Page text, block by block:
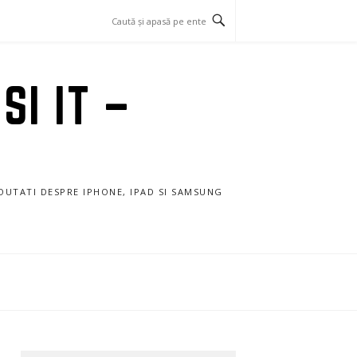
SI IT –
DESPRE IPHONE, IPAD SI SAMSUNG